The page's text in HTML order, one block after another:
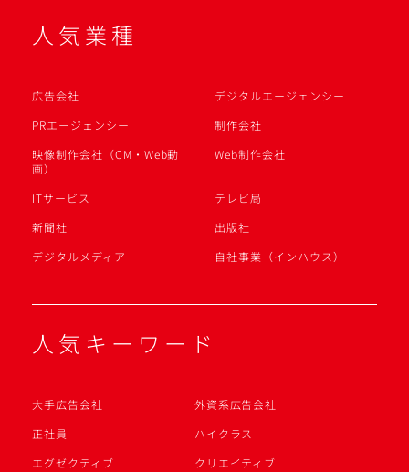
人気業種
広告会社
デジタルエージェンシー
PRエージェンシー
制作会社
映像制作会社（CM・Web動
画）
Web制作会社
ITサービス
テレビ局
新聞社
出版社
デジタルメディア
自社事業（インハウス）
人気キーワード
大手広告会社
外資系広告会社
正社員
ハイクラス
エグゼクティブ
クリエイティブ